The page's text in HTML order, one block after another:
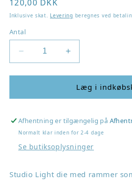
Normalpris
120,00 DKK
Inklusive skat. Levering beregnes ved
Antal
Reducer
antallet
for
Light
&quot;Paper
shapes&quot;
ES-
Øg
antallet
for
Studio
Light
&quot;Paper
shapes&quot;
ES-
Læg i
Afhentning er tilgængelig på
Normalt klar inden for 2-4 dage
Se butiksoplysninger
Studio Light die med rammer